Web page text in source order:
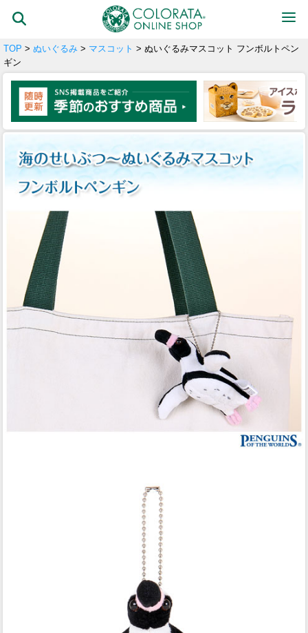
TOP > ぬいぐるみ > マスコット > ぬいぐるみマスコット フンボルトペン
ギン